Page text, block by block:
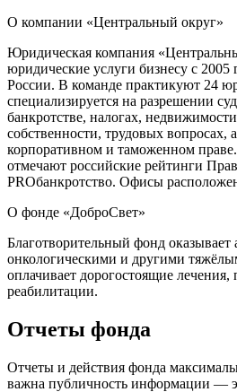
О компании «Центральный округ»
Юридическая компания
юридические услуги бизнесу с 2005
России. В команде практикуют 24
специализируется на разрешении
банкротстве, налогах,
собственности, трудовых вопросах,
корпоративном и таможенном
отмечают российские рейтинги
PROбанкротство. Офисы
О фонде «ДоброСвет»
Благотворительный фонд
онкологическими и другими
оплачивает дорогостоящие
реабилитации.
Отчеты фонда
Отчеты и действия фонда
важна публичность информации —